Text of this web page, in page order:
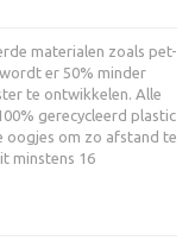
materialen zoals pet-
er 50% minder
te ontwikkelen. Alle
gerecycleerd plastic
oogjes om zo afstand te
minstens 16